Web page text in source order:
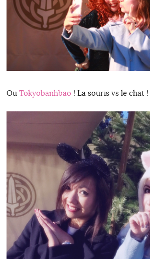
Ou Tokyobanhbao ! La souris vs le chat !